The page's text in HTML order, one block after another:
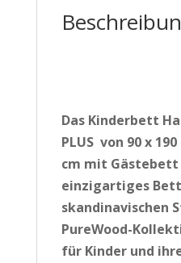
Das Kinderbett
PLUS von 90 x
cm mit Gästebett
einzigartiges
skandinavischen
PureWood-
für Kinder und